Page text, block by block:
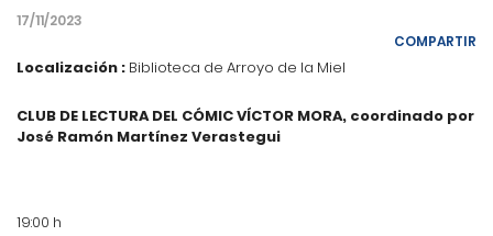
17/11/2023
COMPARTIR
Localización : Biblioteca de Arroyo de la Miel
CLUB DE LECTURA DEL CÓMIC VÍCTOR MORA, coordinado por
José Ramón Martínez Verastegui
19:00 h